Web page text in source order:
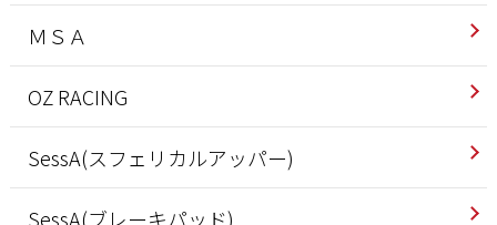
ＭＳＡ
OZ RACING
SessA(スフェリカルアッパー)
SessA(ブレーキパッド)